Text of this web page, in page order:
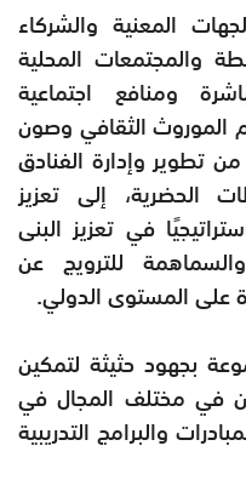
المعنية والشركاء
والمجتمعات المحلية
ومنافع اجتماعية
الموروث الثقافي وصون
تطوير وإدارة الفنادق
الحضرية، إلى تعزيز
في تعزيز البنى
للترويج عن
على المستوى الدولي.
بجهود حثيثة لتمكين
في مختلف المجال في
والبرامج التدريبية